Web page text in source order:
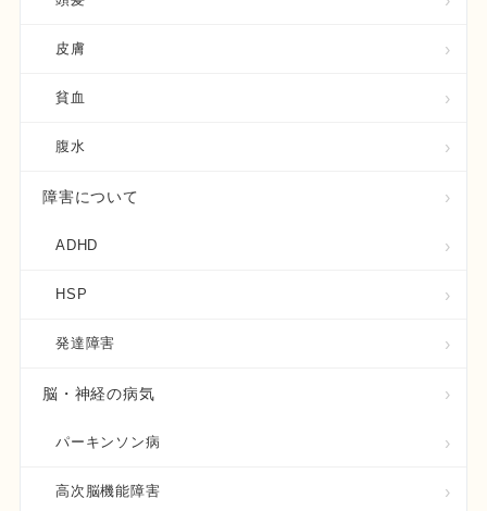
皮膚
貧血
腹水
障害について
ADHD
HSP
発達障害
脳・神経の病気
パーキンソン病
高次脳機能障害